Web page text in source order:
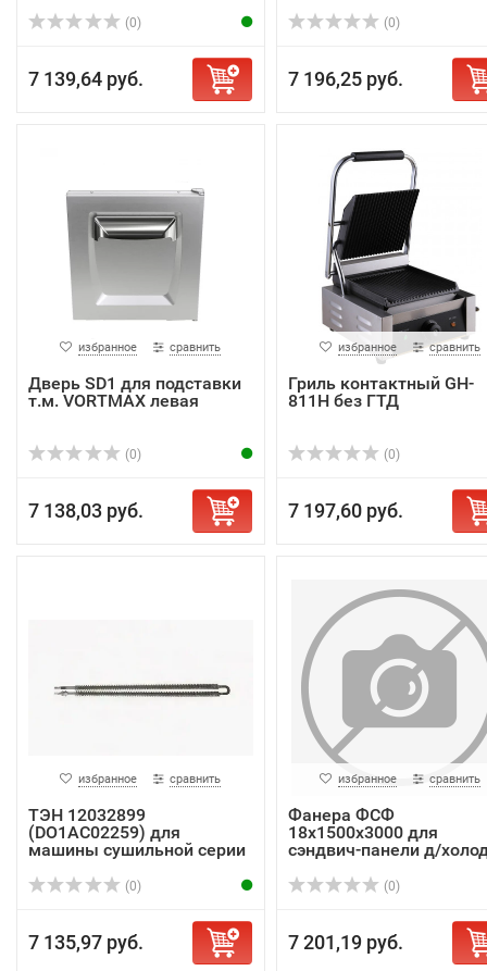
(0)
7 139,64 руб.
(0)
7 196,25 руб.
избранное сравнить
Дверь SD1 для подставки
т.м. VORTMAX левая
(0)
7 138,03 руб.
избранное сравнить
Гриль контактный GH-
811H без ГТД
(0)
7 197,60 руб.
избранное сравнить
ТЭН 12032899
(DO1AC02259) для
машины сушильной серии
(0)
7 135,97 руб.
избранное сравнить
Фанера ФСФ
18х1500х3000 для
сэндвич-панели д/
(0)
7 201,19 руб.